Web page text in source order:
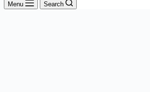
Menu Search